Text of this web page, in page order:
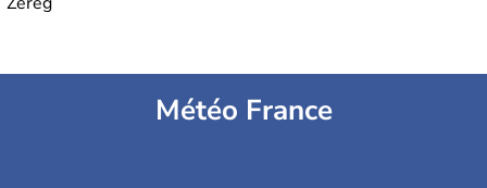
Météo France